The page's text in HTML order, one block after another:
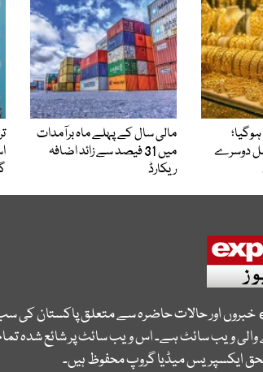
دوسرے
مالی سال کے پہلے ماہ برآمدات
میں 31 فیصد سے زائد اضافہ
ریکارڈ
خبروں اور حالات حاضرہ سے متعلق پاکستان کی
ویب سائٹ ہے۔ اس ویب سائٹ پر شائع شدہ
ایکسپریس میڈیا گروپ محفوظ ہیں۔